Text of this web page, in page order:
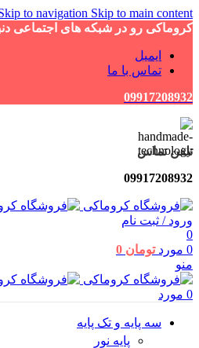
to navigation Skip to main content
کروماکی رو در شبکه های اجتماعی
ایمیل
تماس با ما
09917208932
تلفن تماس
09917208932
ورود / ثبت نام
0
0 مورد تومان
منو
0 مورد
سه پایه و تک پایه
پایه نور